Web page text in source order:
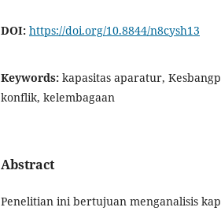
DOI: https://doi.org/10.8844/n8cysh13
Keywords: kapasitas aparatur,
konflik, kelembagaan
Abstract
Penelitian ini bertujuan menganalisis